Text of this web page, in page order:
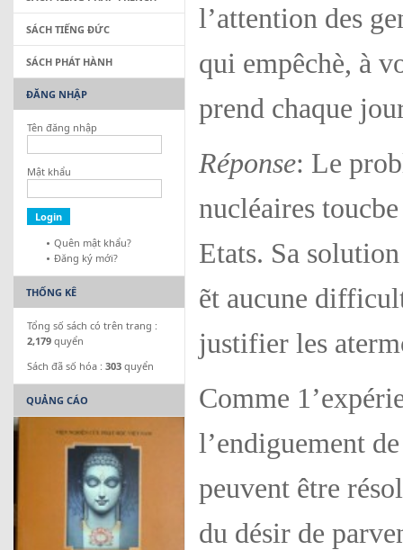
l’attention des
qui empêchè, à
prend chaque
Réponse: Le
nucléaires toucbe
Etats. Sa
ẽt aucune
justifier les
Comme
l’endiguement
peuvent être
du désir de
SÁCH TIẾNG ĐỨC
SÁCH PHÁT HÀNH
ĐĂNG NHẬP
Tên đăng nhập
Mật khẩu
Quên mật khẩu?
Đăng ký mới?
THỐNG KÊ
Tổng số sách có trên trang :
2,179 quyển
Sách đã số hóa : 303 quyển
QUẢNG CÁO